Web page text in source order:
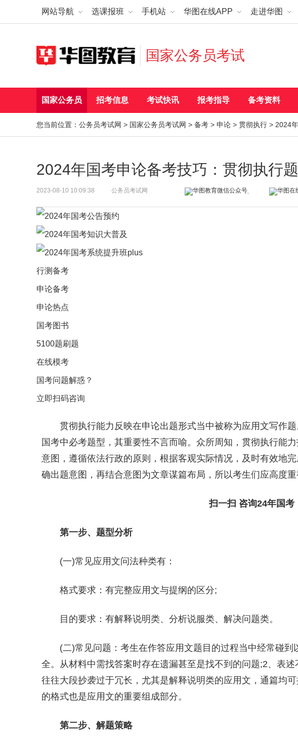
网站导航 选课报班 手机站 华图在线APP 走进华图
国家公务员考试
国家公务员 招考信息 考试快讯 报考指导 备考资料
您当前位置： 公务员考试网 > 国家公务员考试网 > 备考 > 申论 > 贯彻执行 > 2024
2024年国考申论备考技巧：贯彻执行
2023-08-10 10:09:38 公务员考试网
行测备考
申论备考
申论热点
国考图书
5100题刷题
在线模考
国考问题解惑？
立即扫码咨询
贯彻执行能力反映在申论出题形式当中被称为应用文写作
国考中必考题型，其重要性不言而喻。众所周知，贯彻执行能
意图，遵循依法行政的原则，根据客观实际情况，及时有效地
确出题意图，再结合意图为文章谋篇布局，所以考生们应高度重
扫一扫 咨询24年国考
第一步、题型分析
(一)常见应用文问法种类有：
格式要求：有完整应用文与提纲的区分;
目的要求：有解释说明类、分析说服类、解决问题类。
(二)常见问题：考生在作答应用文题目的过程当中经常碰
全。从材料中需找答案时存在遗漏甚至是找不到的问题;2、表
往往大段抄袭过于冗长，尤其是解释说明类的应用文，通篇均
的格式也是应用文的重要组成部分。
第二步、解题策略